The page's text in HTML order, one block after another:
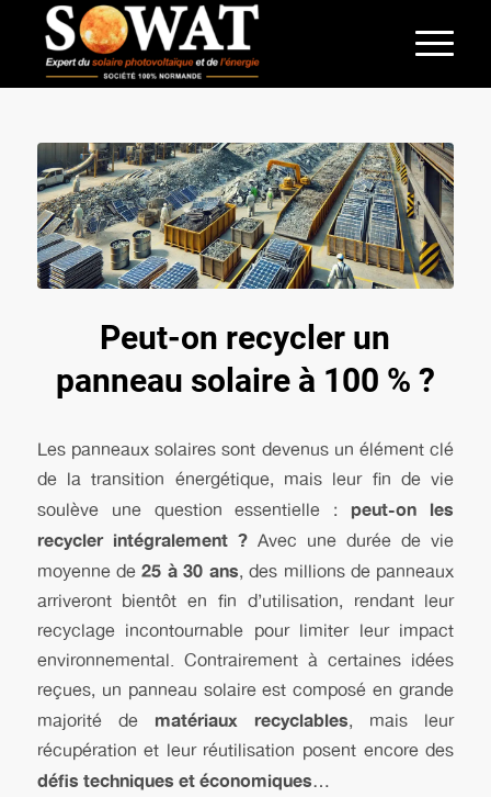
Peut-on recycler un
panneau solaire à 100 % ?
Les panneaux solaires sont devenus un élément clé
de la transition énergétique, mais leur fin de vie
soulève une question essentielle : peut-on les
recycler intégralement ? Avec une durée de vie
moyenne de25 à 30 ans, des millions de panneaux
arriveront bientôt en fin d’utilisation, rendant leur
recyclage incontournable pour limiter leur impact
environnemental. Contrairement à certaines idées
reçues, un panneau solaire est composé en grande
majorité de matériaux recyclables, mais leur
récupération et leur réutilisation posent encore des
défis techniques et économiques…